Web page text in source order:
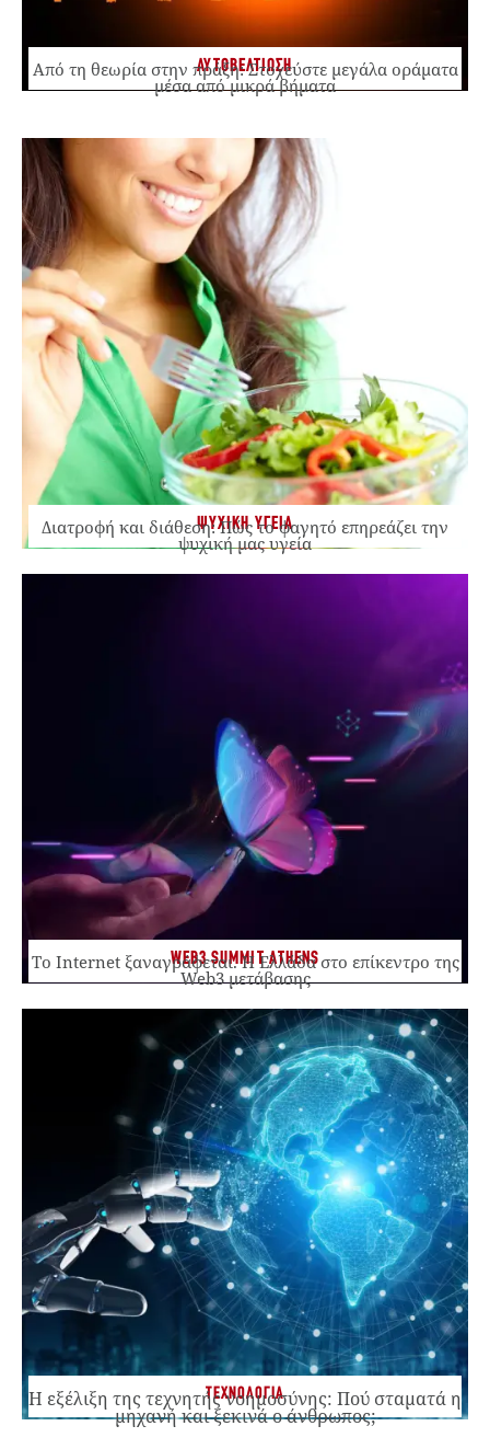
ΑΥΤΟΒΕΛΤΙΩΣΗ
Από τη θεωρία στην πράξη: Στοχεύστε μεγάλα οράματα
μέσα από μικρά βήματα
ΨΥΧΙΚΗ ΥΓΕΙΑ
Διατροφή και διάθεση: Πώς το φαγητό επηρεάζει την
ψυχική μας υγεία
WEB3 SUMMIT ATHENS
Το Internet ξαναγράφεται. Η Ελλάδα στο επίκεντρο της
Web3 μετάβασης
ΤΕΧΝΟΛΟΓΙΑ
Η εξέλιξη της τεχνητής νοημοσύνης: Πού σταματά η
μηχανή και ξεκινά ο άνθρωπος;